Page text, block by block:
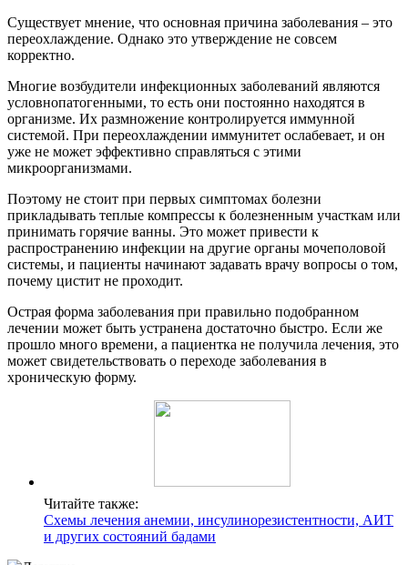
Существует мнение, что основная причина заболевания – это
переохлаждение. Однако это утверждение не совсем
корректно.
Многие возбудители инфекционных заболеваний являются
условнопатогенными, то есть они постоянно находятся в
организме. Их размножение контролируется иммунной
системой. При переохлаждении иммунитет ослабевает, и он
уже не может эффективно справляться с этими
микроорганизмами.
Поэтому не стоит при первых симптомах болезни
прикладывать теплые компрессы к болезненным участкам или
принимать горячие ванны. Это может привести к
распространению инфекции на другие органы мочеполовой
системы, и пациенты начинают задавать врачу вопросы о том,
почему цистит не проходит.
Острая форма заболевания при правильно подобранном
лечении может быть устранена достаточно быстро. Если же
прошло много времени, а пациентка не получила лечения, это
может свидетельствовать о переходе заболевания в
хроническую форму.
Читайте также:
Схемы лечения анемии, инсулинорезистентности, АИТ
и других состояний бадами